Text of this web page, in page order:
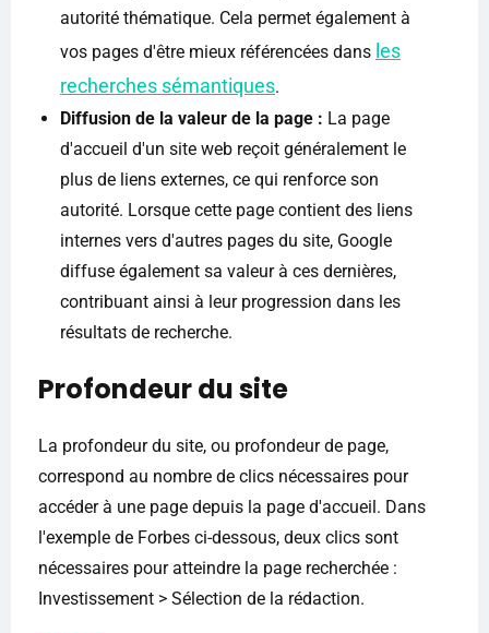
autorité thématique. Cela permet également à
vos pages d'être mieux référencées dans les
recherches sémantiques.
Diffusion de la valeur de la page : La page
d'accueil d'un site web reçoit généralement le
plus de liens externes, ce qui renforce son
autorité. Lorsque cette page contient des liens
internes vers d'autres pages du site, Google
diffuse également sa valeur à ces dernières,
contribuant ainsi à leur progression dans les
résultats de recherche.
Profondeur du site
La profondeur du site, ou profondeur de page,
correspond au nombre de clics nécessaires pour
accéder à une page depuis la page d'accueil. Dans
l'exemple de Forbes ci-dessous, deux clics sont
nécessaires pour atteindre la page recherchée :
Investissement > Sélection de la rédaction.